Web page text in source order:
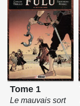
Tome 1
Le mauvais sort